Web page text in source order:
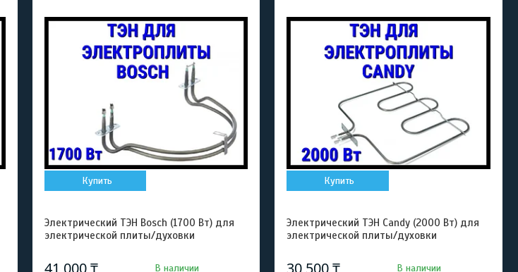
Купить
Электрический ТЭН Bosch (1700 Вт) для
электрической плиты/духовки
41 000 ₸ В наличии
Купить
Электрический ТЭН Candy (2000 Вт) для
электрической плиты/духовки
30 500 ₸ В наличии